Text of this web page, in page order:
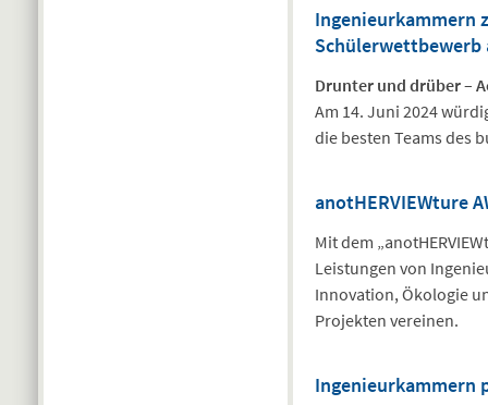
Ingenieurkammern
Schülerwettbewerb
Drunter und drüber –
Am 14. Juni 2024
die besten Teams des
anotHERVIEWture
Mit dem
Leistungen von
Innovation, Ökologie
Projekten vereinen.
Ingenieurkammern